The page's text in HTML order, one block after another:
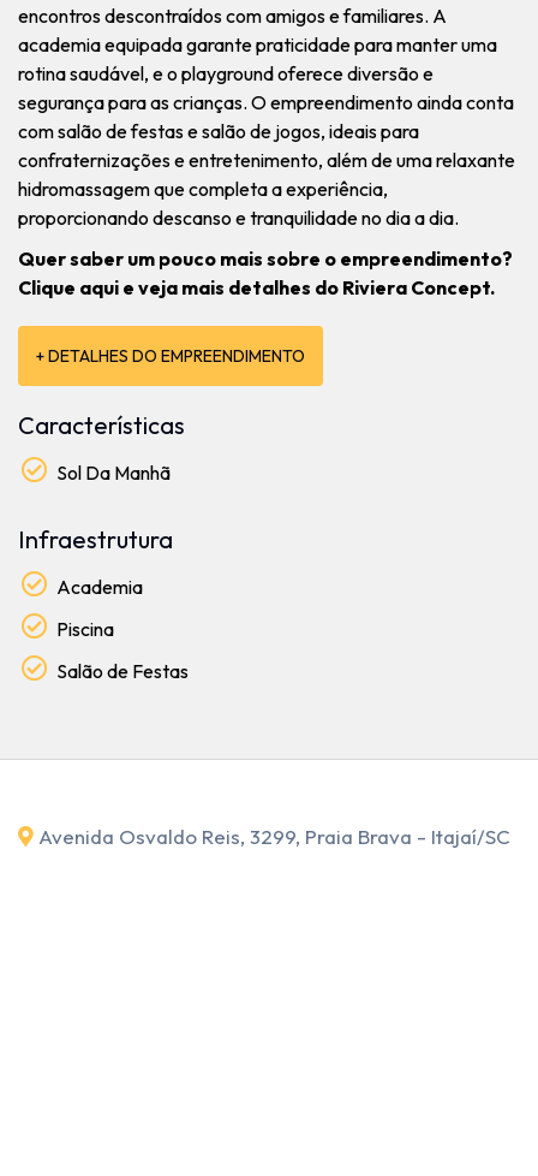
encontros descontraídos com amigos e familiares. A
academia equipada garante praticidade para manter uma
rotina saudável, e o playground oferece diversão e
segurança para as crianças. O empreendimento ainda conta
com salão de festas e salão de jogos, ideais para
confraternizações e entretenimento, além de uma relaxante
hidromassagem que completa a experiência,
proporcionando descanso e tranquilidade no dia a dia.
Quer saber um pouco mais sobre o empreendimento?
Clique aqui e veja mais detalhes do Riviera Concept.
+ DETALHES DO EMPREENDIMENTO
Características
Sol Da Manhã
Infraestrutura
Academia
Piscina
Salão de Festas
Avenida Osvaldo Reis, 3299, Praia Brava - Itajaí/SC